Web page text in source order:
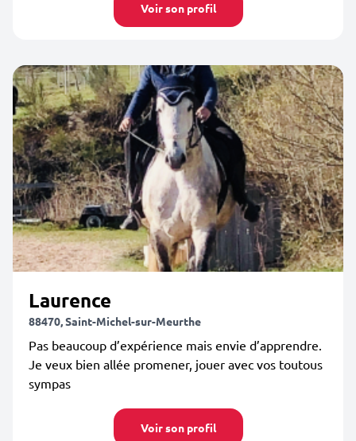
Voir son profil
Laurence
88470, Saint-Michel-sur-Meurthe
Pas beaucoup d’expérience mais envie d’apprendre.
Je veux bien allée promener, jouer avec vos toutous
sympas
Voir son profil